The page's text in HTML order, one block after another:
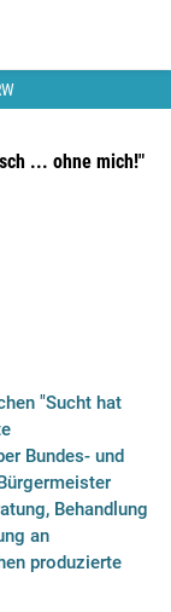
... ohne mich!"
"Sucht hat
Bundes- und
Behandlung
an
produzierte